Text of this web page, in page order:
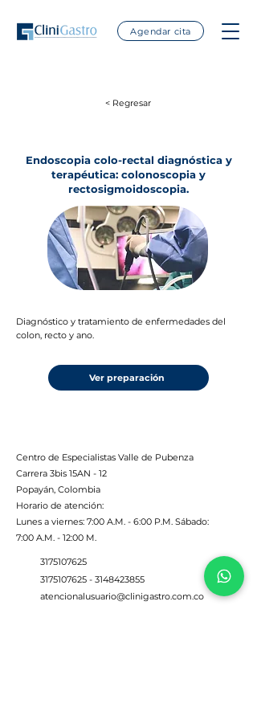
Agendar cita
< Regresar
Endoscopia colo-rectal diagnóstica y
terapéutica: colonoscopia y
rectosigmoidoscopia.
Diagnóstico y tratamiento de enfermedades del
colon, recto y ano.
Ver preparación
Centro de Especialistas Valle de Pubenza
Carrera 3bis 15AN - 12
Popayán, Colombia
Horario de atención:
Lunes a viernes: 7:00 A.M. - 6:00 P.M. Sábado:
7:00 A.M. - 12:00 M.
3175107625
3175107625 - 3148423855
atencionalusuario@clinigastro.com.co